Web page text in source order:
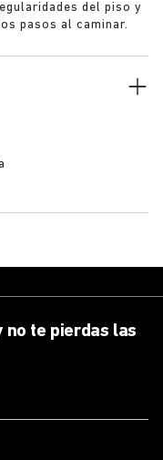
del piso y
pasos al caminar.
no te pierdas las